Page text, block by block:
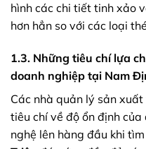
hình các chi tiết tinh xảo
hơn hẳn so với các loại
1.3. Những tiêu chí lựa
doanh nghiệp tại Nam
Các nhà quản lý sản
tiêu chí về độ ổn định
nghệ lên hàng đầu khi